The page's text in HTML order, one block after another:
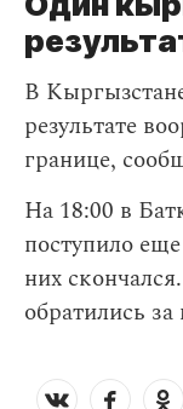
В
результате
границе,
На 18:00 в
поступило
них
обратились